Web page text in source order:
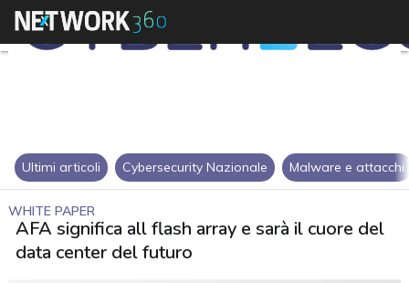
Ultimi articoli Cybersecurity Nazionale Malware e attacchi
WHITE PAPER
AFA significa all flash array e sarà il cuore del
data center del futuro